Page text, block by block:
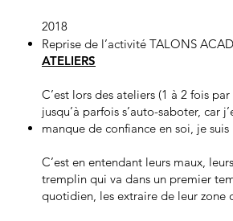
2018
Reprise de l’activité TALONS
ATELIERS
C’est lors des ateliers (1 à 2 fois
jusqu’à parfois s’auto-saboter, car
manque de confiance en soi, je
​C’est en entendant leurs maux,
tremplin qui va dans un premier
quotidien, les extraire de leur zone